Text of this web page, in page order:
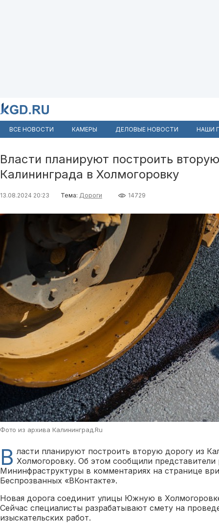
ВСЕ НОВОСТИ КАМЕРЫ ДЕЛОВЫЕ НОВОСТИ НАШИ
Власти планируют построить
Калининграда в Холмогоровку
13.08.2024 20:23 Тема: Дороги 14729
Фото из архива Калининград.Ru
В ласти планируют построить вторую дорогу из
Холмогоровку. Об этом сообщили представители
Мининфраструктуры в комментариях на странице
Беспрозванных «ВКонтакте».
Новая дорога соединит улицы Южную в
Сейчас специалисты разрабатывают смету на
изыскательских работ.